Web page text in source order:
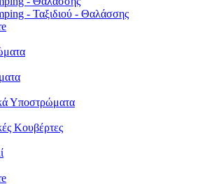
- Ταξιδιού - Θαλάσσης
Υποστρώματα
Κουβέρτες